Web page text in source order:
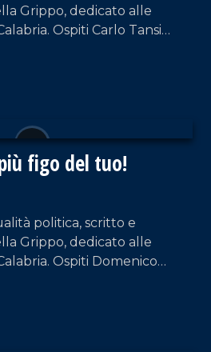
Grippo, dedicato alle
Ospiti Carlo Tansi
figo del tuo!
politica, scritto e
Grippo, dedicato alle
Ospiti Domenico